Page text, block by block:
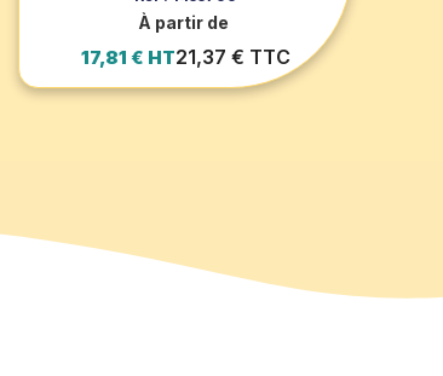
À partir de
17,81 € HT21,37 € TTC